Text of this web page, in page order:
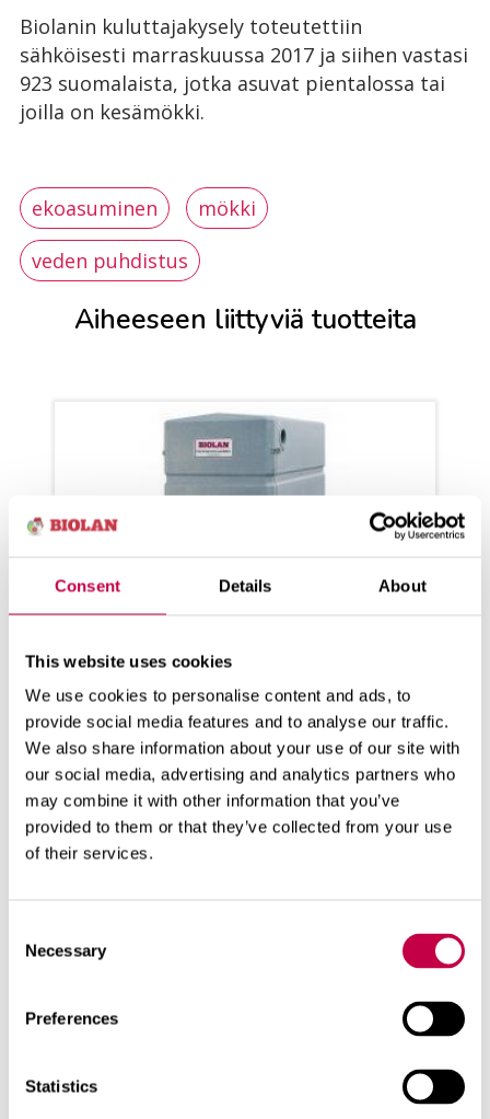
Consent Details About
This website uses cookies
We use cookies to personalise content and ads, to
provide social media features and to analyse our traffic.
We also share information about your use of our site with
our social media, advertising and analytics partners who
may combine it with other information that you’ve
provided to them or that they’ve collected from your use
of their services.
Selection
Necessary
Preferences
Statistics
Biolanin kuluttajakysely toteutettiin
sähköisesti marraskuussa 2017 ja siihen vastasi
923 suomalaista, jotka asuvat pientalossa tai
joilla on kesämökki.
ekoasuminen
mökki
veden puhdistus
Aiheeseen liittyviä tuotteita
BIO­LAN HAR­MAA­VE­SI­SUO­DA­
TIN 125
Suo­da­tin, joka sal­lii pi­dem­mät­kin
käyt­tö­kat­kot! puh­dis­ta­mo kai­kil­le
pe­su­ve­sil­le ...